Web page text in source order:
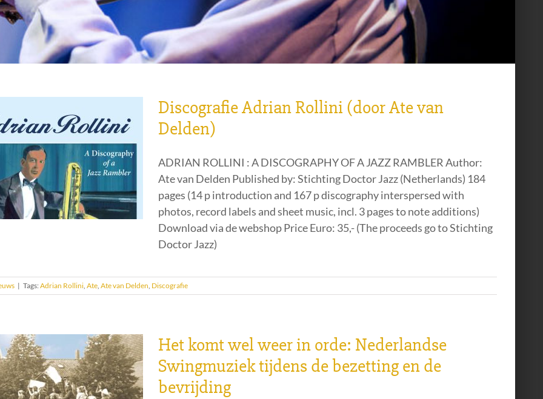
Discografie Adrian Rollini (door Ate van
Delden)
ADRIAN ROLLINI : A DISCOGRAPHY OF A JAZZ RAMBLER Author:
Ate van Delden Published by: Stichting Doctor Jazz (Netherlands) 184
pages (14 p introduction and 167 p discography interspersed with
photos, record labels and sheet music, incl. 3 pages to note additions)
Download via de webshop Price Euro: 35,- (The proceeds go to Stichting
Doctor Jazz)
| Tags:Adrian Rollini, Ate, Ate van Delden, Discografie
Het komt wel weer in orde: Nederlandse
Swingmuziek tijdens de bezetting en de
bevrijding